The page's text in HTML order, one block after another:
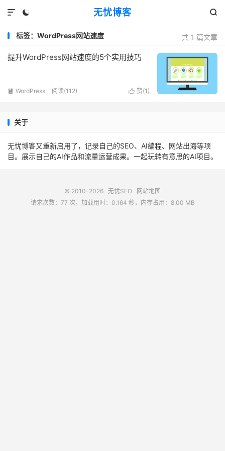
无忧博客
 

共 1 篇文章
标签：WordPress网站速度
提升WordPress网站速度的5个实用技巧
 赞(1 )
 WordPress 阅读(112)
关于
无忧博客又重新启用了，记录自己的SEO、AI编程、网站出海等项
目。展示自己的AI作品和流量运营成果。一起玩转有意思的AI项目。
© 2010-2026 无忧SEO
网站地图
请求次数：77 次，加载用时：0.164 秒，内存占用：8.00 MB